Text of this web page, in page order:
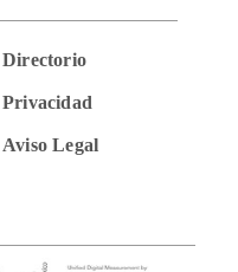
Directorio
Privacidad
Aviso Legal